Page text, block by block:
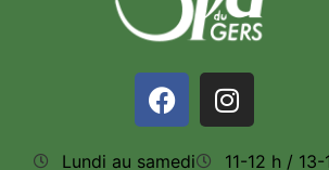
Lundi au samedi 11-12 h / 13-